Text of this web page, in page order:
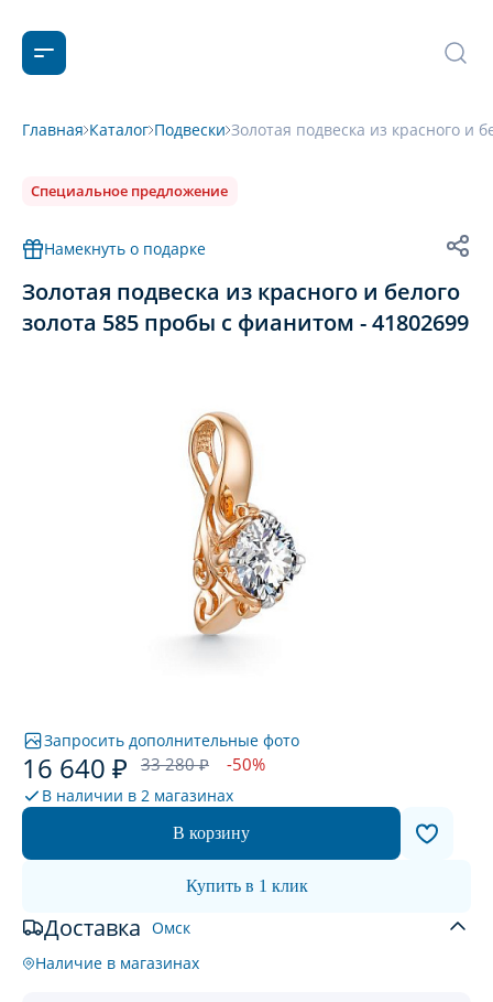
Главная Каталог Подвески Золотая подвеска из красного и
Специальное предложение
Намекнуть о подарке
Золотая подвеска из красного и белого
золота 585 пробы с фианитом - 41802699
Запросить дополнительные фото
16 640 ₽ 33 280 ₽ -50%
В наличии в 2 магазинах
В корзину
Купить в 1 клик
Доставка Омск
Наличие в магазинах